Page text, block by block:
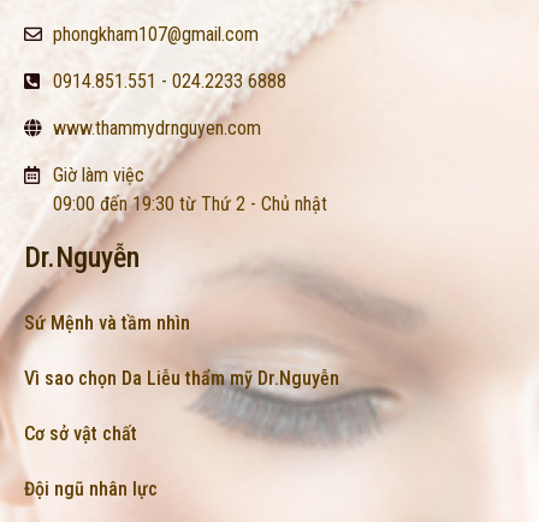
phongkham107@gmail.com
0914.851.551 - 024.2233 6888
www.thammydrnguyen.com
Giờ làm việc
09:00 đến 19:30 từ Thứ 2 - Chủ nhật
Dr.Nguyễn
Sứ Mệnh và tầm nhìn
Vì sao chọn Da Liễu thẩm mỹ Dr.Nguyễn
Cơ sở vật chất
Đội ngũ nhân lực